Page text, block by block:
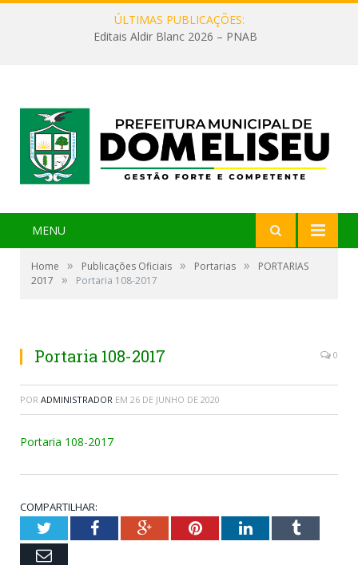
ÚLTIMAS PUBLICAÇÕES:
Editais Aldir Blanc 2026 – PNAB
MENU
Home » Publicações Oficiais » Portarias »
PORTARIAS
2017
» Portaria 108-2017
Portaria 108-2017 0
POR ADMINISTRADOR EM 26 DE JUNHO DE 2020
Portaria 108-2017
COMPARTILHAR:
TwitterFacebookGoogle+PinterestLinkedInTumblr
Email